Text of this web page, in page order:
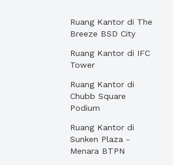
Ruang Kantor di The
Breeze BSD City
Ruang Kantor di IFC
Tower
Ruang Kantor di
Chubb Square
Podium
Ruang Kantor di
Sunken Plaza -
Menara BTPN